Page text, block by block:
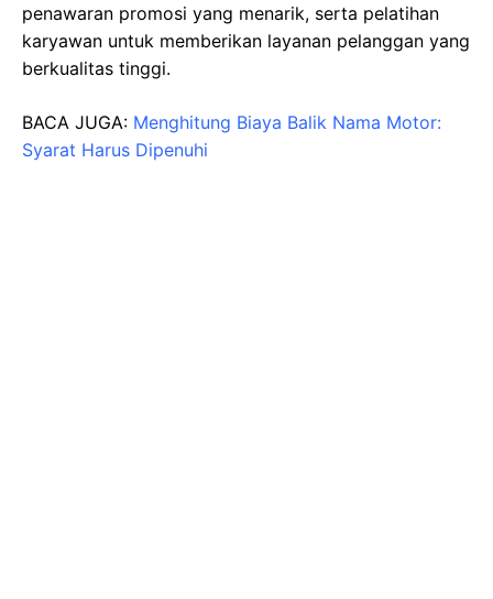
penawaran promosi yang menarik, serta pelatihan
karyawan untuk memberikan layanan pelanggan yang
berkualitas tinggi.
BACA JUGA: Menghitung Biaya Balik Nama Motor:
Syarat Harus Dipenuhi